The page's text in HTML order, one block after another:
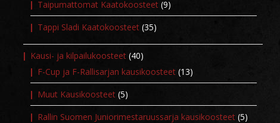
Taipumattomat Kaatokoosteet (9)
Tappi Sladi Kaatokoosteet (35)
Kausi- ja kilpailukoosteet (40)
F-Cup ja F-Rallisarjan kausikoosteet (13)
Muut Kausikoosteet (5)
Rallin Suomen Juniorimestaruussarja kausikoosteet (5)